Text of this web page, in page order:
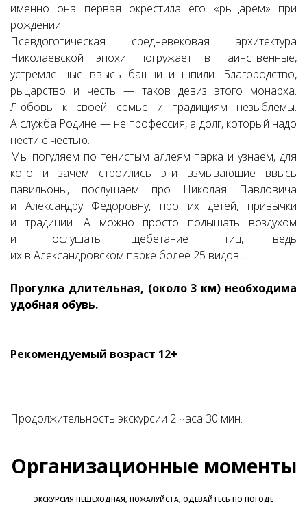
именно она первая окрестила его «рыцарем» при
рождении.
Псевдоготическая средневековая архитектура
Николаевской эпохи погружает в таинственные,
устремленные ввысь башни и шпили. Благородство,
рыцарство и честь — таков девиз этого монарха.
Любовь к своей семье и традициям незыблемы.
А служба Родине — не профессия, а долг, который надо
нести с честью.
Мы погуляем по тенистым аллеям парка и узнаем, для
кого и зачем строились эти взмывающие ввысь
павильоны, послушаем про Николая Павловича
и Александру Фёдоровну, про их детей, привычки
и традиции. А можно просто подышать воздухом
и послушать щебетание птиц, ведь
их в Александровском парке более 25 видов...
Прогулка длительная, (около 3 км) необходима
удобная обувь.
Рекомендуемый возраст 12+
Продолжительность экскурсии 2 часа 30 мин.
Организационные моменты
ЭКСКУРСИЯ ПЕШЕХОДНАЯ, ПОЖАЛУЙСТА, ОДЕВАЙТЕСЬ ПО ПОГОДЕ